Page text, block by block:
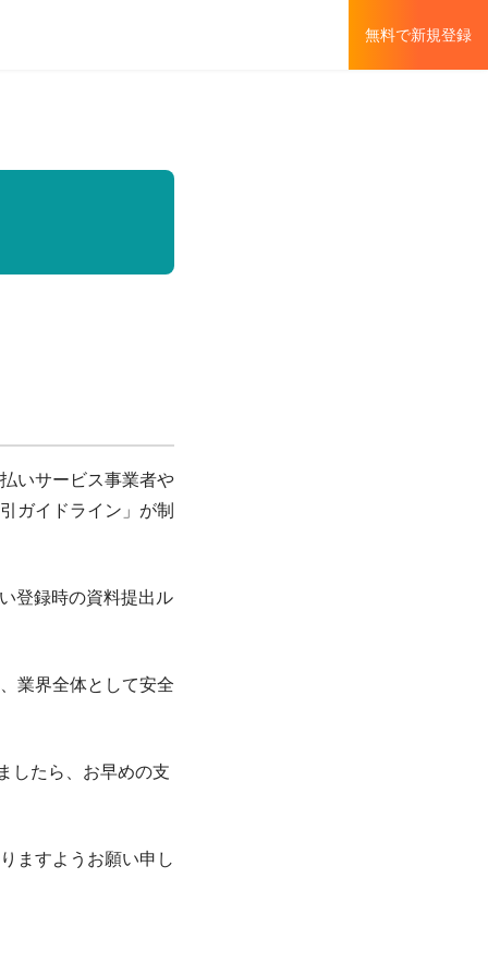
無料で新規登録
いサービス事業者や
ガイドライン」が制
登録時の資料提出ル
業界全体として安全
したら、お早めの支
ますようお願い申し